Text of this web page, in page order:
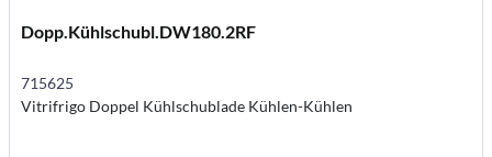
Dopp.Kühlschubl.DW180.2RF
715625
Vitrifrigo Doppel Kühlschublade Kühlen-Kühlen